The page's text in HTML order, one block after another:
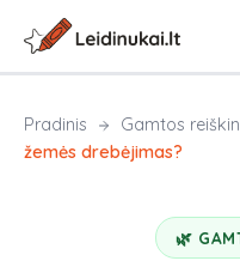
Pradinis Gamtos
žemės drebėjimas?
🌿